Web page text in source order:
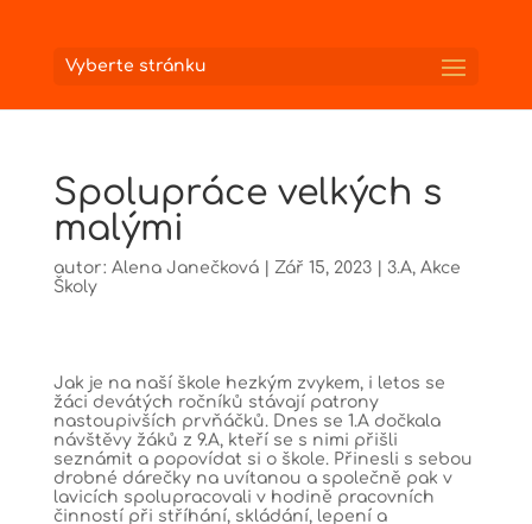
Vyberte stránku
Spolupráce velkých s
malými
autor: Alena Janečková| Zář 15, 2023| 3.A, Akce
Školy
Jak je na naší škole hezkým zvykem, i letos se
žáci devátých ročníků stávají patrony
nastoupivších prvňáčků. Dnes se 1.A dočkala
návštěvy žáků z 9.A, kteří se s nimi přišli
seznámit a popovídat si o škole. Přinesli s sebou
drobné dárečky na uvítanou a společně pak v
lavicích spolupracovali v hodině pracovních
činností při stříhání, skládání, lepení a